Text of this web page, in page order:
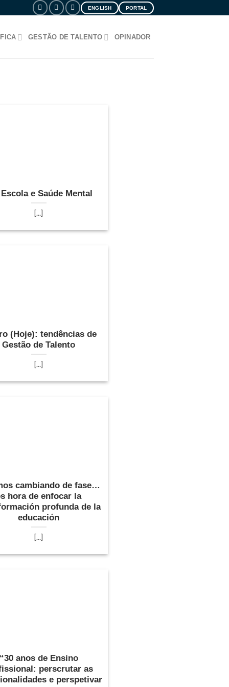
ENGLISH PORTAL
GESTÃO DE TALENTO OPINADOR
e Saúde Mental
[...]
(Hoje): tendências de
Gestão de Talento
[...]
cambiando de fase…
hora de enfocar la
profunda de la
educación
[...]
“30 anos de Ensino
perscrutar as
e perspetivar